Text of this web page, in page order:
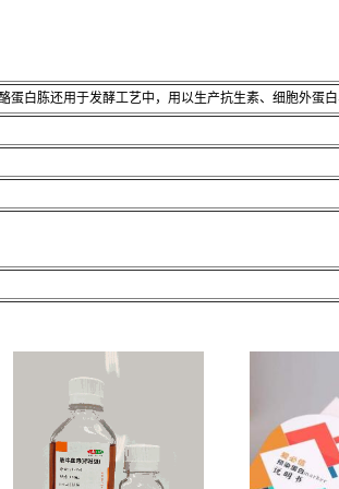
蛋白胨还用于发酵工艺中，用以生产抗生素、细胞外蛋